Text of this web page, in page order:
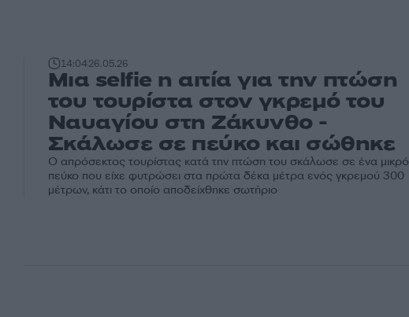
14:0426.05.26
Μια selfie η αιτία για την πτώση
του τουρίστα στον γκρεμό του
Ναυαγίου στη Ζάκυνθο -
Σκάλωσε σε πεύκο και σώθηκε
Ο απρόσεκτος τουρίστας κατά την πτώση του σκάλωσε σε ένα μικρό
πεύκο που είχε φυτρώσει στα πρώτα δέκα μέτρα ενός γκρεμού 300
μέτρων, κάτι το οποίο αποδείχθηκε σωτήριο